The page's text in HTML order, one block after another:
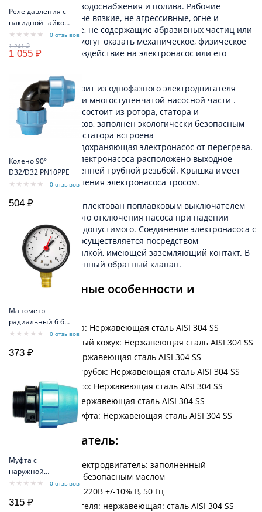
Реле давления с
накидной гайкой
VODOS PM/5 1/4" -
FG 16A(10A) IP44
0 отзывов
1 055 ₽
Колено 90°
D32/D32 PN10PPE
0 отзывов
504 ₽
Манометр
радиальный 6 бар
TIM Y-50-6bar0 отзывов
373 ₽
Муфта с
наружной
резьбой D32/R10 отзывов
315 ₽
индивидуального водоснабжения и полива. Рабочие
жидкости чистые, не вязкие, не агрессивные, огне и
взрывобезопасные, не содержащие абразивных частиц или
волокон, которые могут оказать механическое, физическое
или химическое воздействие на электронасос или его
Электронасос состоит из однофазного электродвигателя
переменного тока и многоступенчатой насосной части .
Электродвигатель состоит из ротора, статора и
шарикоподшипников, заполнен экологически безопасным
маслом. В обмотку статора встроена
термозащита, предохраняющая электронасос от перегрева.
В верхней части электронасоса расположено выходное
отверстие с внутренней трубной резьбой. Крышка имеет
два ушка для крепления электронасоса тросом.
Электронасос укомплектован поплавковым выключателем
для автоматического отключения насоса при падении
уровня воды ниже допустимого. Соединение электронасоса с
питающей сетью осуществляется посредством
электрокабеля с вилкой, имеющей заземляющий контакт. В
насосе есть встроенный обратный клапан.
Конструктивные особенности и
Корпус насоса: Нержавеющая сталь AISI 304 SS
Нагнетательный кожух: Нержавеющая сталь AISI 304 SS
Диффузор: Нержавеющая сталь AISI 304 SS
Выходной патрубок: Нержавеющая сталь AISI 304 SS
Рабочее колесо: Нержавеющая сталь AISI 304 SS
Вал насоса: Нержавеющая сталь AISI 304 SS
Приводная муфта: Нержавеющая сталь AISI 304 SS
Электродвигатель:
Погружной электродвигатель: заполненный
экологически безопасным маслом
Однофазный: 220В +/-10% В, 50 Гц
Корпус двигателя: нержавеющая: сталь AISI 304 SS